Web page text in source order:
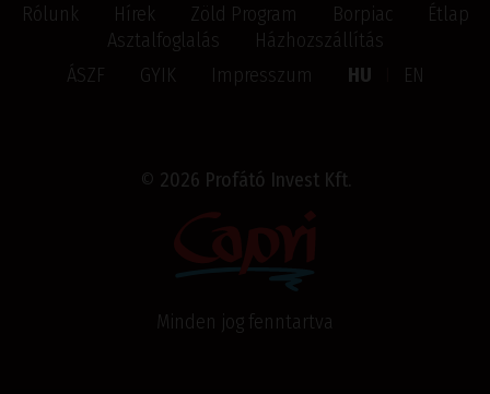
Rólunk Hírek Zöld Program Borpiac
Étlap
Asztalfoglalás
Házhozszállítás
ÁSZF
GYIK Impresszum HU EN
© 2026 Profátó Invest Kft.
Minden jog fenntartva